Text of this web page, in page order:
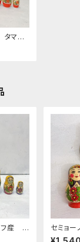
タマラ
宙船
フ産 タ
コロ
セミョ
トリョー